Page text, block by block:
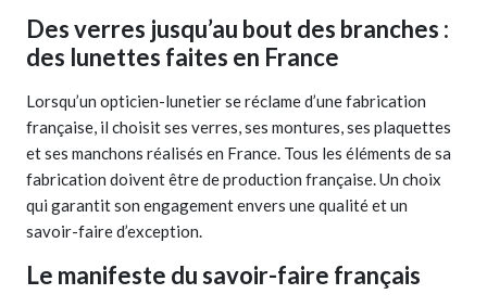
Des verres jusqu’au bout des branches :
des lunettes faites en France
Lorsqu’un opticien-lunetier se réclame d’une fabrication
française, il choisit ses verres, ses montures, ses plaquettes
et ses manchons réalisés en France. Tous les éléments de sa
fabrication doivent être de production française. Un choix
qui garantit son engagement envers une qualité et un
savoir-faire d’exception.
Le manifeste du savoir-faire français